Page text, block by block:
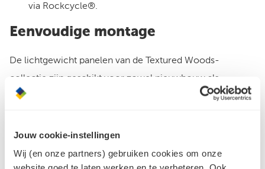
Jouw cookie-instellingen
Wij (en onze partners) gebruiken cookies om onze
via Rockcycle®.
Eenvoudige montage
De lichtgewicht panelen van de Textured Woods-
collectie zijn geschikt voor zowel nieuwbouw als
renovatie. Je hebt volledige vrijheid in de afwerking: de
bevestigd. Voor een strakke, blinde bevestiging kan er
gebruik worden gemaakt van het handige Rockpanel